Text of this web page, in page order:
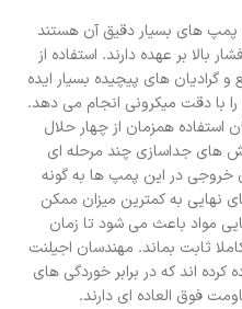
پمپ های بسیار دقیق آن هستند
بالا بر عهده دارند. استفاده از
و گرادیان های پیچیده بسیار ایده
با دقت میکرونی انجام می دهد.
استفاده همزمان از چهار حلال
های جداسازی چند مرحله ای
خروجی در این پمپ ها به گونه
نهایی به کمترین میزان ممکن
مواد باعث می شود تا زمان
ثابت بماند. مهندسان اجیلنت
اند که در برابر خوردگی های
فوق العاده ای دارند.